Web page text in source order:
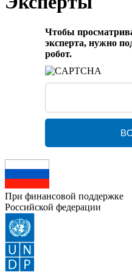
Чтобы
эксперта, нужно
робот.
При финансовой поддержке
Российской федерации